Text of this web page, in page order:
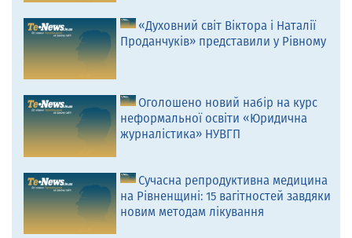
«Духовний світ Віктора і Наталії
Проданчуків» представили у Рівному
Оголошено новий набір на курс
неформальної освіти «Юридична
журналістика» НУВГП
Сучасна репродуктивна медицина
на Рівненщині: 15 вагітностей завдяки
новим методам лікування